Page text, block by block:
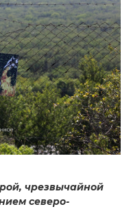
чрезвычайной
северо-